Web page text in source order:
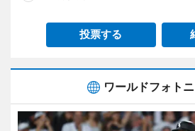
投票する
ワールドフォト